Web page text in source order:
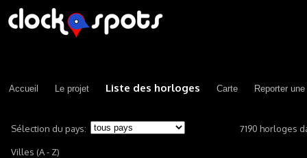
Accueil Le projet Liste des horloges Carte Reporter
Sélection du pays: 7190 horloges
Villes (A - Z)